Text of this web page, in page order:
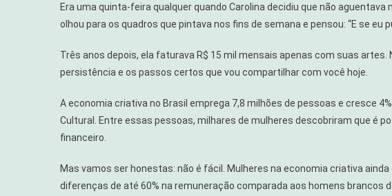
Sua
Criação:
Reais
Para
Criativas
Era uma quinta-feira qualquer quando Carolina decidiu que não
olhou para os quadros que pintava nos fins de semana e pensou: “E se eu
Três anos depois, ela faturava R$ 15 mil mensais apenas com suas
persistência e os passos certos que vou compartilhar com você hoje.
A economia criativa no Brasil emprega 7,8 milhões de pessoas e cresce
Cultural. Entre essas pessoas, milhares de mulheres descobriram que é
financeiro.
Mas vamos ser honestas: não é fácil. Mulheres na economia criativa
diferenças de até 60% na remuneração comparada aos homens brancos